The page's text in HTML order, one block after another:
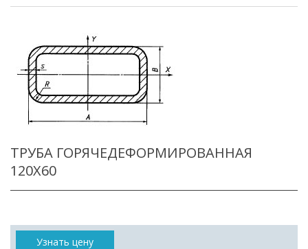
ТРУБА ГОРЯЧЕДЕФОРМИРОВАННАЯ
120X60
Узнать цену